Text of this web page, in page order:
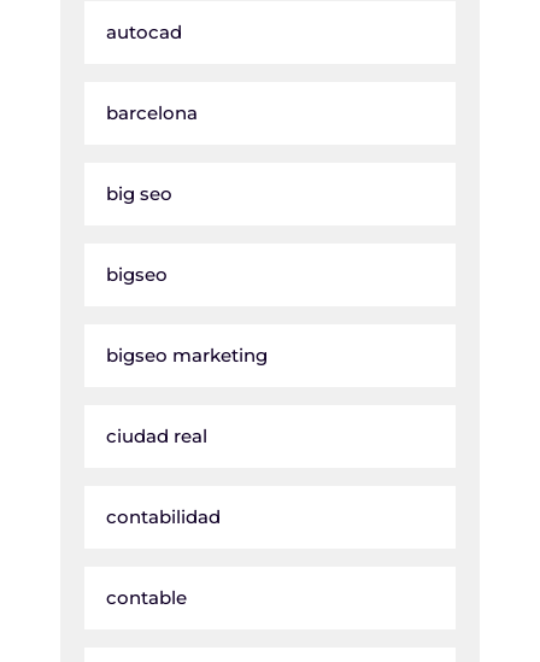
autocad
barcelona
big seo
bigseo
bigseo marketing
ciudad real
contabilidad
contable